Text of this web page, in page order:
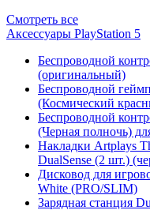
Смотреть все
Аксессуары PlayStation 5
Беспроводной
(оригинальный)
Беспроводной
(Космический
Беспроводной
(Черная полночь)
Накладки Artplays
DualSense (2 шт.)
Дисковод для
White (PRO/SLIM)
Зарядная станция